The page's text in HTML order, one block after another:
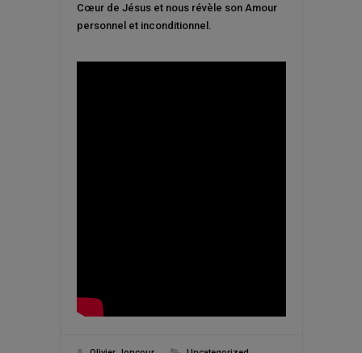
Cœur de Jésus et nous révèle son Amour
personnel et inconditionnel.